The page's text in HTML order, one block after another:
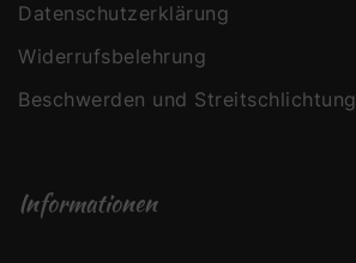
Datenschutzerklärung
Widerrufsbelehrung
Beschwerden und Streitschlichtung
Informationen